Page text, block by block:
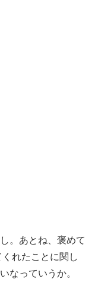
。あとね、褒めて
れたことに関し
なっていうか。